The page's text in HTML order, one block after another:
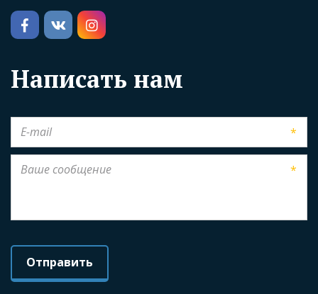
Написать нам
*
*
Отправить